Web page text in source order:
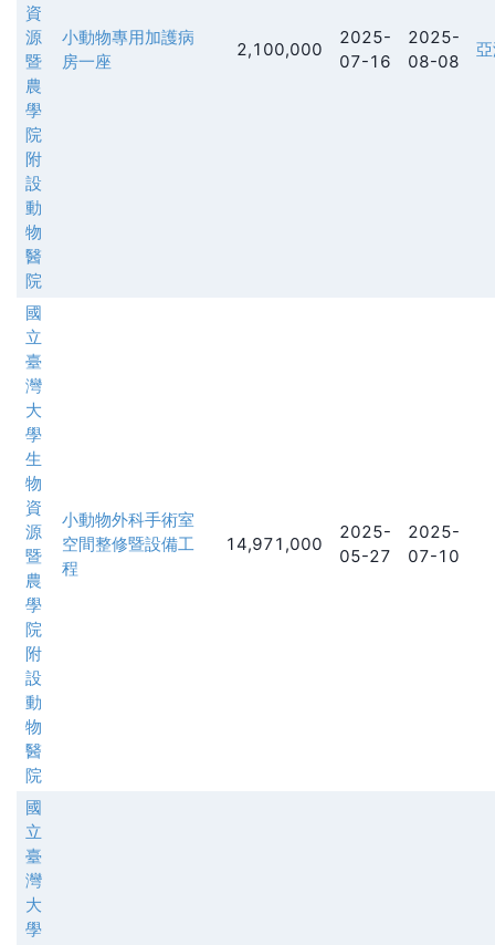
資
源
暨
農
學
院
附
設
動
物
醫
院
小動物專用加護病
房一座
2,100,000
2025-
07-16
2025-
08-08
國
立
臺
灣
大
學
生
物
資
源
暨
農
學
院
附
設
動
物
醫
院
小動物外科手術室
空間整修暨設備工
程
14,971,000
2025-
05-27
2025-
07-10
國
立
臺
灣
大
學